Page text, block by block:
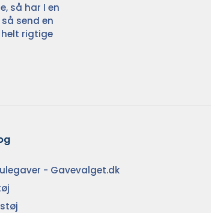
så har I en
send en
rigtige
- Gavevalget.dk